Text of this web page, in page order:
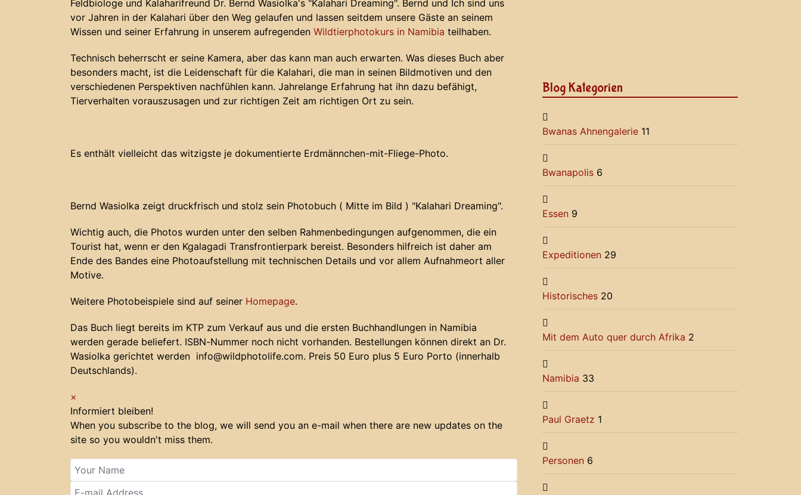
Feldbiologe und Kalaharifreund Dr. Bernd Wasiolka's "Kalahari Dreaming". Bernd und Ich sind uns
vor Jahren in der Kalahari über den Weg gelaufen und lassen seitdem unsere Gäste an seinem
Wissen und seiner Erfahrung in unserem aufregenden Wildtierphotokurs in Namibia teilhaben.
Technisch beherrscht er seine Kamera, aber das kann man auch erwarten. Was dieses Buch aber
besonders macht, ist die Leidenschaft für die Kalahari, die man in seinen Bildmotiven und den
verschiedenen Perspektiven nachfühlen kann. Jahrelange Erfahrung hat ihn dazu befähigt,
Tierverhalten vorauszusagen und zur richtigen Zeit am richtigen Ort zu sein.
Es enthält vielleicht das witzigste je dokumentierte Erdmännchen-mit-Fliege-Photo.
Bernd Wasiolka zeigt druckfrisch und stolz sein Photobuch ( Mitte im Bild ) "Kalahari Dreaming".
Wichtig auch, die Photos wurden unter den selben Rahmenbedingungen aufgenommen, die ein
Tourist hat, wenn er den Kgalagadi Transfrontierpark bereist. Besonders hilfreich ist daher am
Ende des Bandes eine Photoaufstellung mit technischen Details und vor allem Aufnahmeort aller
Motive.
Weitere Photobeispiele sind auf seiner Homepage.
Das Buch liegt bereits im KTP zum Verkauf aus und die ersten Buchhandlungen in Namibia
werden gerade beliefert. ISBN-Nummer noch nicht vorhanden. Bestellungen können direkt an Dr.
Wasiolka gerichtet werden info@wildphotolife.com. Preis 50 Euro plus 5 Euro Porto (innerhalb
Deutschlands).
×
Informiert bleiben!
When you subscribe to the blog, we will send you an e-mail when there are new updates on the
site so you wouldn't miss them.
Your Name
E-mail Address
Blog Kategorien
Bwanas Ahnengalerie 11
Bwanapolis 6
Essen 9
Expeditionen 29
Historisches 20
Mit dem Auto quer durch Afrika 2
Namibia 33
Paul Graetz 1
Personen 6